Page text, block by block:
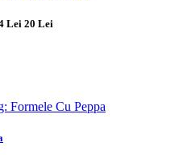
Lei 20 Lei